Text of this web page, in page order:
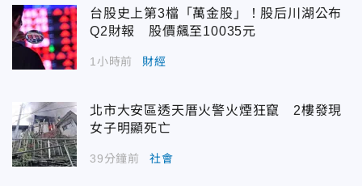
台股史上第3檔「萬金股」！股后川湖公布
Q2財報 股價飆至10035元
1小時前 財經
北市大安區透天厝火警火煙狂竄 2樓發現
女子明顯死亡
39分鐘前 社會